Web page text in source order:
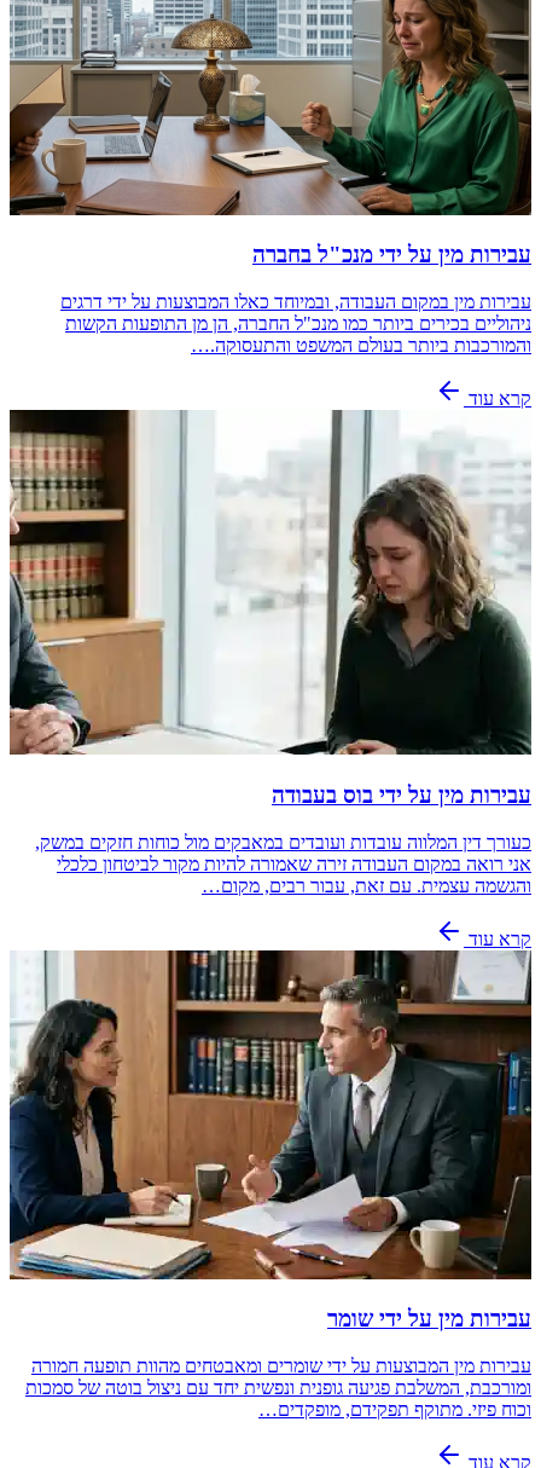
עבירות מין על ידי מנכ"ל בחברה
עבירות מין במקום העבודה, ובמיוחד כאלו המבוצעות על ידי דרגים
ניהוליים בכירים ביותר כמו מנכ"ל החברה, הן מן התופעות הקשות
והמורכבות ביותר בעולם המשפט והתעסוקה.…
קרא עוד
עבירות מין על ידי בוס בעבודה
כעורך דין המלווה עובדות ועובדים במאבקים מול כוחות חזקים במשק,
אני רואה במקום העבודה זירה שאמורה להיות מקור לביטחון כלכלי
והגשמה עצמית. עם זאת, עבור רבים, מקום…
קרא עוד
עבירות מין על ידי שומר
עבירות מין המבוצעות על ידי שומרים ומאבטחים מהוות תופעה חמורה
ומורכבת, המשלבת פגיעה גופנית ונפשית יחד עם ניצול בוטה של סמכות
וכוח פיזי. מתוקף תפקידם, מופקדים…
קרא עוד